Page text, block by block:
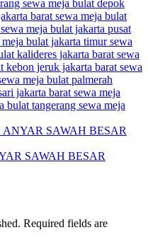
sewa meja bulat depok
barat sewa meja bulat
sewa meja bulat jakarta pusat
meja bulat jakarta timursewa
kalideres jakarta barat sewa
kebon jeruk jakarta barat sewa
meja bulat palmerah
jakarta barat sewa meja
bulat tangerang sewa meja
SAWAH BESAR
SAWAH BESAR
Required fields are